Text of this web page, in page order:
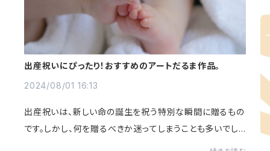
出産祝いにぴったり！おすすめのアートだるま作品。
2024/08/01 16:13
出産祝いは、新しい命の誕生を祝う特別な瞬間に贈るもの
です。しかし、何を贈るべきか迷ってしまうことも多いでしょ